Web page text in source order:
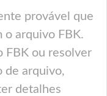
provável que
o arquivo FBK.
FBK ou resolver
de arquivo,
detalhes